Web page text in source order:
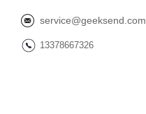
service@geeksend.com
13378667326